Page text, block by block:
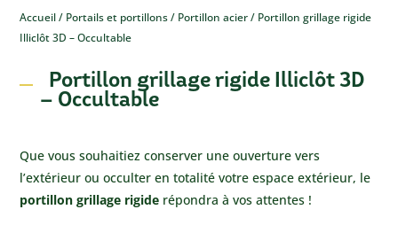
Accueil/ Portails et portillons/ Portillon acier/ Portillon grillage rigide
Illiclôt 3D – Occultable
Portillon grillage rigide Illiclôt 3D
– Occultable
Que vous souhaitiez conserver une ouverture vers
l’extérieur ou occulter en totalité votre espace extérieur, le
portillon grillage rigide répondra à vos attentes !